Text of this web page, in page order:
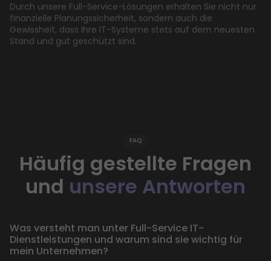
Durch unsere Full-Service-Lösungen erhalten Sie nicht nur
finanzielle Planungssicherheit, sondern auch die
Gewissheit, dass Ihre IT-Systeme stets auf dem neuesten
Stand und gut geschützt sind.
FAQ
Häufig gestellte Fragen
und unsere Antworten
Was versteht man unter Full-Service IT-
Dienstleistungen und warum sind sie wichtig für
mein Unternehmen?